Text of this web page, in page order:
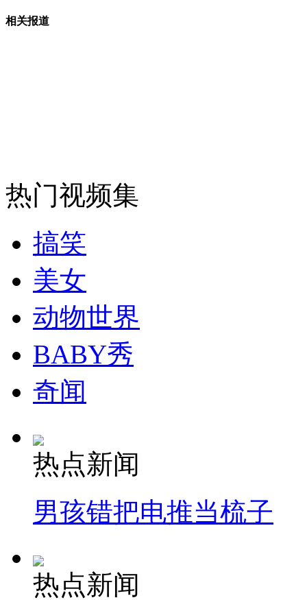
无痛分娩是否安全 医生回应
外交部：反对强权政治霸凌主义
安徽一实载49人客车翻车
走！跟着总书记去植树
纽约上演“枕头大战”
相关报道
热门视频集
搞笑
美女
动物世界
BABY秀
奇闻
热点新闻
男孩错把电推当梳子
热点新闻